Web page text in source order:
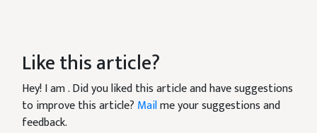
Like this article?
Hey! I am. Did you liked this article and have suggestions
to improve this article? Mailme your suggestions and
feedback.